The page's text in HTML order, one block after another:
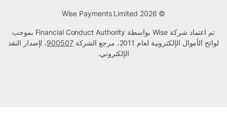
تم اعتماد شركة Wise بواسطة Financial Conduct Authority بموجب
لوائح الأموال الإلكترونية لعام 2011، مرجع الشركة
900507، لإصدار النقد
الإلكتروني.